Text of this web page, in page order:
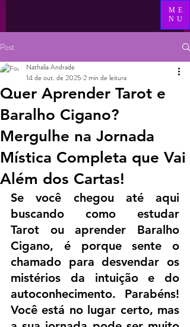
ME
NU
Post
Quer Aprender Tarot e
Baralho Cigano?
Mergulhe na Jornada
Mística Completa que Vai
Além dos Cartas!
Nathalia Andrade
14 de out. de 2025 2 min de leitura
Se você chegou até aqui
buscando como estudar
Tarot ou aprender Baralho
Cigano, é porque sente o
chamado para desvendar os
mistérios da intuição e do
autoconhecimento. Parabéns!
Você está no lugar certo, mas